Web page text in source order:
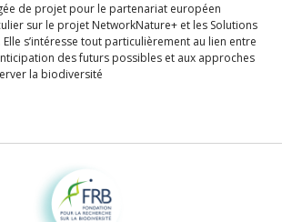
de projet pour le partenariat européen
sur le projet NetworkNature+ et les Solutions
s’intéresse tout particulièrement au lien entre
des futurs possibles et aux approches
la biodiversité
sur la biodiversité